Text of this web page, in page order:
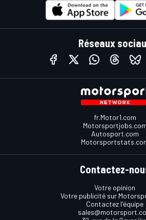
Réseaux
fr.Motor1.com
Motorsportjobs.com
Autosport.com
Contactez-
Votre opinion
Votre publicité sur
Contactez l'équipe